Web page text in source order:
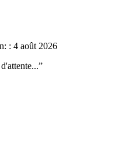
: 4 août 2026
”